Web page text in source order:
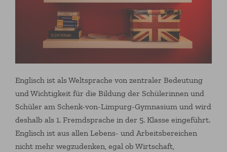
Englisch ist als Weltsprache von zentraler Bedeutung
und Wichtigkeit für die Bildung der Schülerinnen und
Schüler am Schenk-von-Limpurg-Gymnasium und wird
deshalb als 1. Fremdsprache in der 5. Klasse eingeführt.
Englisch ist aus allen Lebens- und Arbeitsbereichen
nicht mehr wegzudenken, egal ob Wirtschaft,